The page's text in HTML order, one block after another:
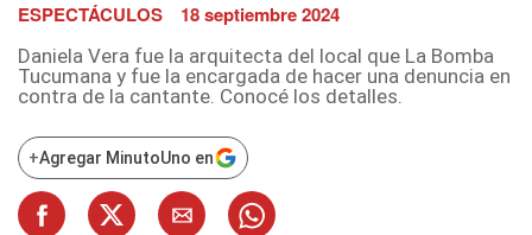
ESPECTÁCULOS 18 septiembre 2024
Daniela Vera fue la arquitecta del local que La Bomba
Tucumana y fue la encargada de hacer una denuncia en
contra de la cantante. Conocé los detalles.
+Agregar MinutoUno en